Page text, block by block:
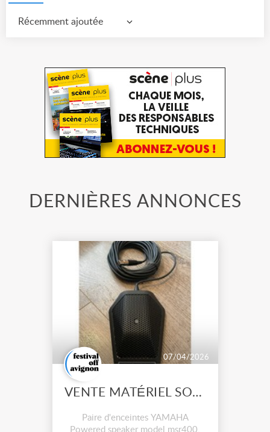
Récemment ajoutée
DERNIÈRES ANNONCES
07/04/2026
VENTE MATÉRIEL SON ET LUMIÈRE DOCCASION
Paire d'enceintes YAMAHA
Powered speaker model msr400.